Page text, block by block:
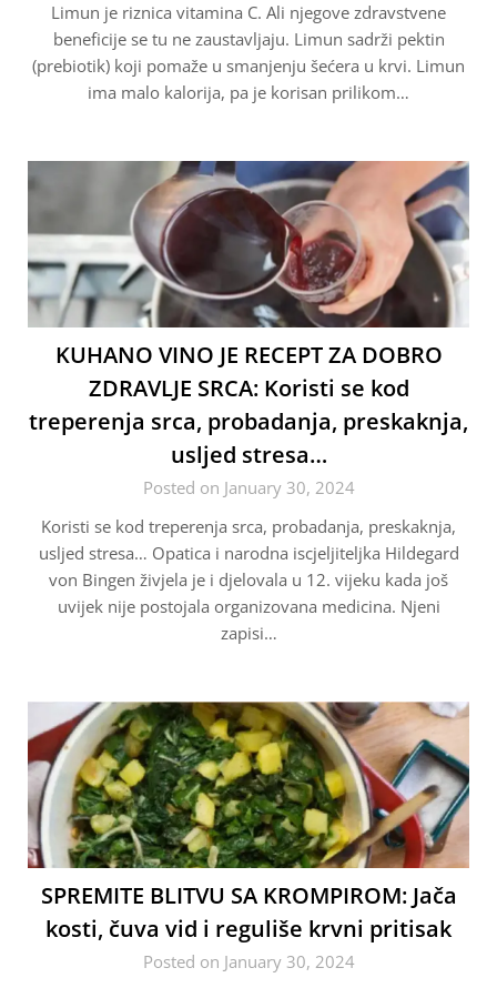
Limun je riznica vitamina C. Ali njegove zdravstvene
beneficije se tu ne zaustavljaju. Limun sadrži pektin
(prebiotik) koji pomaže u smanjenju šećera u krvi. Limun
ima malo kalorija, pa je korisan prilikom…
KUHANO VINO JE RECEPT ZA DOBRO
ZDRAVLJE SRCA: Koristi se kod
treperenja srca, probadanja, preskaknja,
usljed stresa…
Posted on January 30, 2024
Koristi se kod treperenja srca, probadanja, preskaknja,
usljed stresa… Opatica i narodna iscjeljiteljka Hildegard
von Bingen živjela je i djelovala u 12. vijeku kada još
uvijek nije postojala organizovana medicina. Njeni
zapisi…
SPREMITE BLITVU SA KROMPIROM: Jača
kosti, čuva vid i reguliše krvni pritisak
Posted on January 30, 2024